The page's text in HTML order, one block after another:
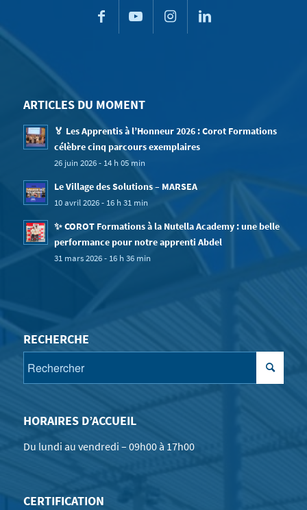
ARTICLES DU MOMENT
🏅 Les Apprentis à l’Honneur 2026 : Corot Formations
célèbre cinq parcours exemplaires
26 juin 2026 - 14 h 05 min
Le Village des Solutions – MARSEA
10 avril 2026 - 16 h 31 min
✨ COROT Formations à la Nutella Academy : une belle
performance pour notre apprenti Abdel
31 mars 2026 - 16 h 36 min
RECHERCHE
HORAIRES D’ACCUEIL
Du lundi au vendredi – 09h00 à 17h00
CERTIFICATION